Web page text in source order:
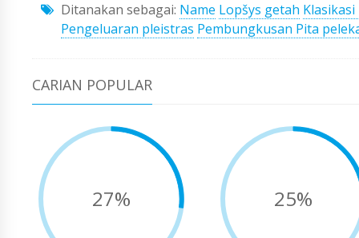
Ditanakan sebagai: Name Lopšys getah
Pengeluaran pleistras Pembungkusan Pita
CARIAN POPULAR
27% 25%